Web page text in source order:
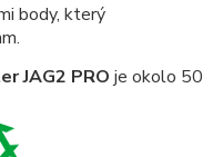
body, který
JAG2 PRO je okolo 50